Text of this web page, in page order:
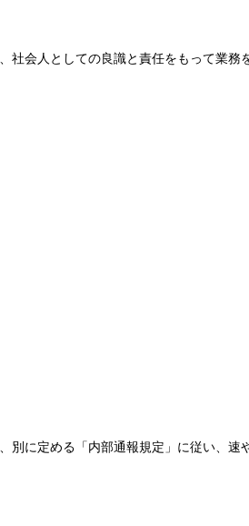
会人としての良識と責任をもって業務
に定める「内部通報規定」に従い、速